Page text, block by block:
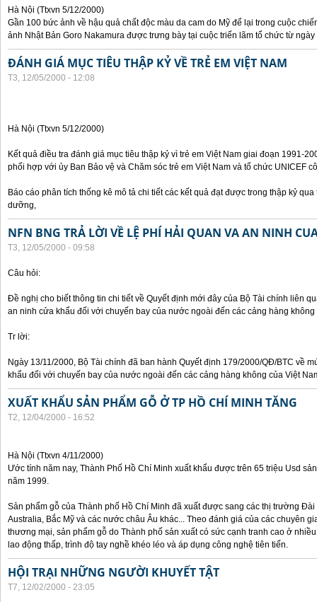
Hà Nội (Ttxvn 5/12/2000)
Gần 100 bức ảnh về hậu quả chất độc màu da cam do Mỹ để lại trong cuộc
ảnh Nhật Bản Goro Nakamura được trưng bày tại cuộc triển lãm tổ chức từ
ĐÁNH GIÁ MỤC TIÊU THẬP KỶ VỀ TRẺ EM VIỆT NAM
T3, 12/05/2000 - 12:08
Hà Nội (Ttxvn 5/12/2000)
Kết quả điều tra đánh giá mục tiêu thập kỷ vì trẻ em Việt Nam giai đoạn 1991-
phối hợp với ủy Ban Bảo vệ và Chăm sóc trẻ em Việt Nam và tổ chức UNICEF
Báo cáo phân tích thống kê mô tả chi tiết các kết quả đạt được trong thập kỷ
dưỡng,
NFN BNG TRẢ LỜI VỀ LỆ PHÍ HẢI QUAN VA AN NINH
T3, 12/05/2000 - 09:58
Câu hỏi:
Đề nghị cho biết thông tin chi tiết về Quyết định mới đây của Bộ Tài chính liên
an ninh cửa khẩu đối với chuyến bay của nước ngoài đến các cảng hàng không
Tr lời:
Ngày 13/11/2000, Bộ Tài chính đã ban hành Quyết định 179/2000/QĐ/BTC về
khẩu đối với chuyến bay của nước ngoài đến các cảng hàng không của Việt
XUẤT KHẨU SẢN PHẨM GỖ Ở TP HỒ CHÍ MINH TĂNG
T2, 12/04/2000 - 16:52
Hà Nội (Ttxvn 4/11/2000)
Ước tính năm nay, Thành Phố Hồ Chí Minh xuất khẩu được trên 65 triệu Usd
năm 1999.
Sản phẩm gỗ của Thành phố Hồ Chí Minh đã xuất được sang các thị trường
Australia, Bắc Mỹ và các nước châu Âu khác... Theo đánh giá của các chuyên
thương mại, sản phẩm gỗ do Thành phố sản xuất có sức cạnh tranh cao ở
lao động thấp, trình độ tay nghề khéo léo và áp dụng công nghệ tiên tiến.
HỘI TRẠI NHỮNG NGƯỜI KHUYẾT TẬT
T7, 12/02/2000 - 23:05